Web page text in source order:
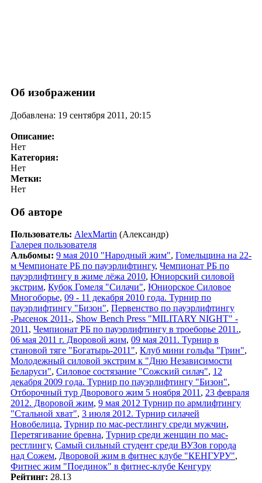
Об изображении
Добавлена: 19 сентября 2011, 20:15
Описание:
Нет
Категория:
Нет
Метки:
Нет
Об авторе
Пользователь: AlexMartin (Александр)
Галерея пользователя
Альбомы: 9 мая 2010 "Народный жим", Гомельщина на 22-
м Чемпионате РБ по пауэрлифтингу, Чемпионат РБ по
пауэрлифтингу в жиме лёжа 2010, Юниорский силовой
экстрим, Кубок Гомеля "Силачи", Юниорское Силовое
Многоборье, 09 - 11 декабря 2010 года. Турнир по
пауэрлифтингу "Бизон", Первенство по пауэрлифтингу
-Рысенок 2011-, Show Bench Press "MILITARY NIGHT" -
2011 , Чемпионат РБ по пауэрлифтингу в троеборье 2011.,
06 мая 2011 г. Дворовой жим, 09 мая 2011. Турнир в
становой тяге "Богатырь-2011", Клуб мини гольфа "Грин",
Молодежный силовой экстрим к "Дню Независимости
Беларуси", Силовое состязание "Сожский силач", 12
декабря 2009 года. Турнир по пауэрлифтингу "Бизон",
Отборочный тур Дворового жим 5 ноября 2011 , 23 февраля
2012. Дворовой жим, 9 мая 2012 Турнир по армлифтингу
"Стальной хват", 3 июля 2012. Турнир силачей
Новобелица, Турнир по мас-рестлингу среди мужчин,
Перетягивание бревна, Турнир среди женщин по мас-
рестлингу, Самый сильный студент среди ВУЗов города
над Сожем, Дворовой жим в фитнес клубе "КЕНГУРУ",
Фитнес жим "Поединок" в фитнес-клубе Кенгуру
Рейтинг: 28.13